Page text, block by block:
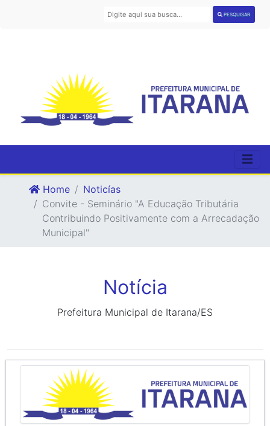
PESQUISAR
Home
Noticías
Convite - Seminário "A Educação Tributária
Contribuindo Positivamente com a Arrecadação
Municipal"
Notícia
Prefeitura Municipal de Itarana/ES